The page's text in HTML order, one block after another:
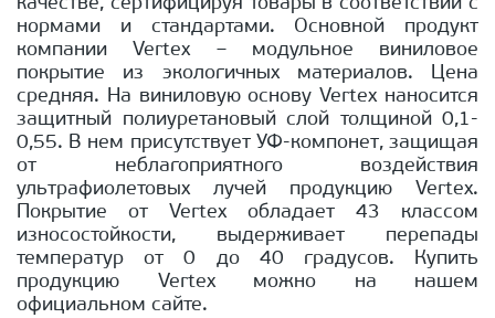
нормами и стандартами. Основной продукт
компании Vertex – модульное виниловое
покрытие из экологичных материалов. Цена
средняя. На виниловую основу Vertex наносится
защитный полиуретановый слой толщиной 0,1-
0,55. В нем присутствует УФ-компонет, защищая
от неблагоприятного воздействия
ультрафиолетовых лучей продукцию Vertex.
Покрытие от Vertex обладает 43 классом
износостойкости, выдерживает перепады
температур от 0 до 40 градусов. Купить
продукцию Vertex можно на нашем
официальном сайте.